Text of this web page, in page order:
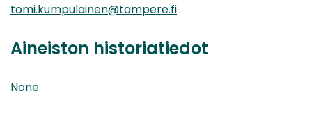
tomi.kumpulainen@tampere.fi
Aineiston historiatiedot
None